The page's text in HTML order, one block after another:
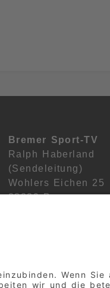
Bremer Sport-TV
Ralph Haberland
(Sendeleitung)
Wohlers Eichen 25
28239 Bremen